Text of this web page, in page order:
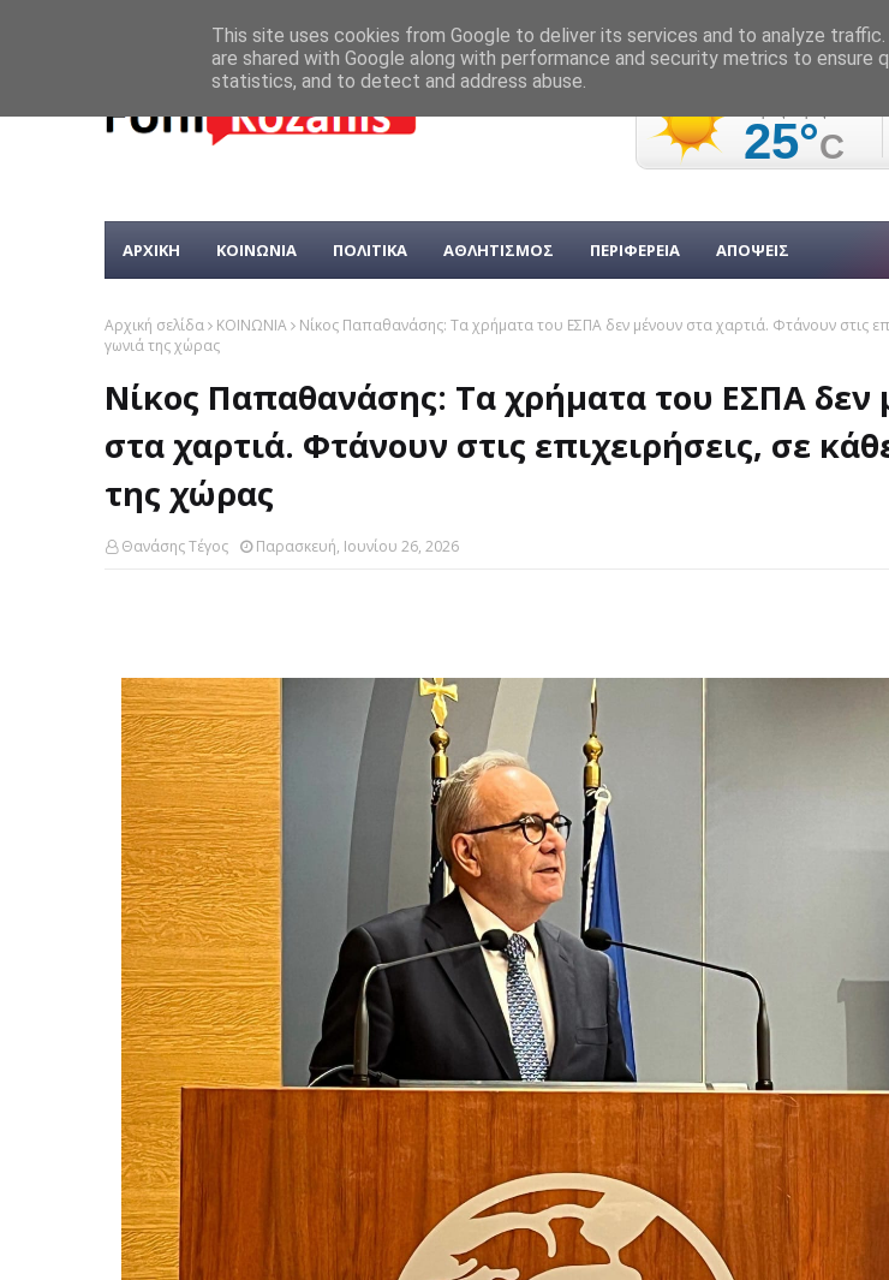
ΑΡΧΙΚΗ ΚΟΙΝΩΝΙΑ ΠΟΛΙΤΙΚΑ ΑΘΛΗΤΙΣΜΟΣ ΠΕΡΙΦΕΡΕΙΑ ΑΠΟΨΕΙΣ
Αρχική σελίδα ΚΟΙΝΩΝΙΑ
Νίκος Παπαθανάσης: Τα χρήματα του ΕΣΠΑ δεν μένουν στα χαρτιά. Φτάνουν στις
γωνιά της χώρας
Νίκος Παπαθανάσης: Τα χρήματα του ΕΣΠΑ δεν
στα χαρτιά. Φτάνουν στις επιχειρήσεις, σε
της χώρας
Θανάσης Τέγος Παρασκευή, Ιουνίου 26, 2026
This site uses cookies from Google to deliver its services and to analyze traffic.
are shared with Google along with performance and security metrics to ensure
statistics, and to detect and address abuse.